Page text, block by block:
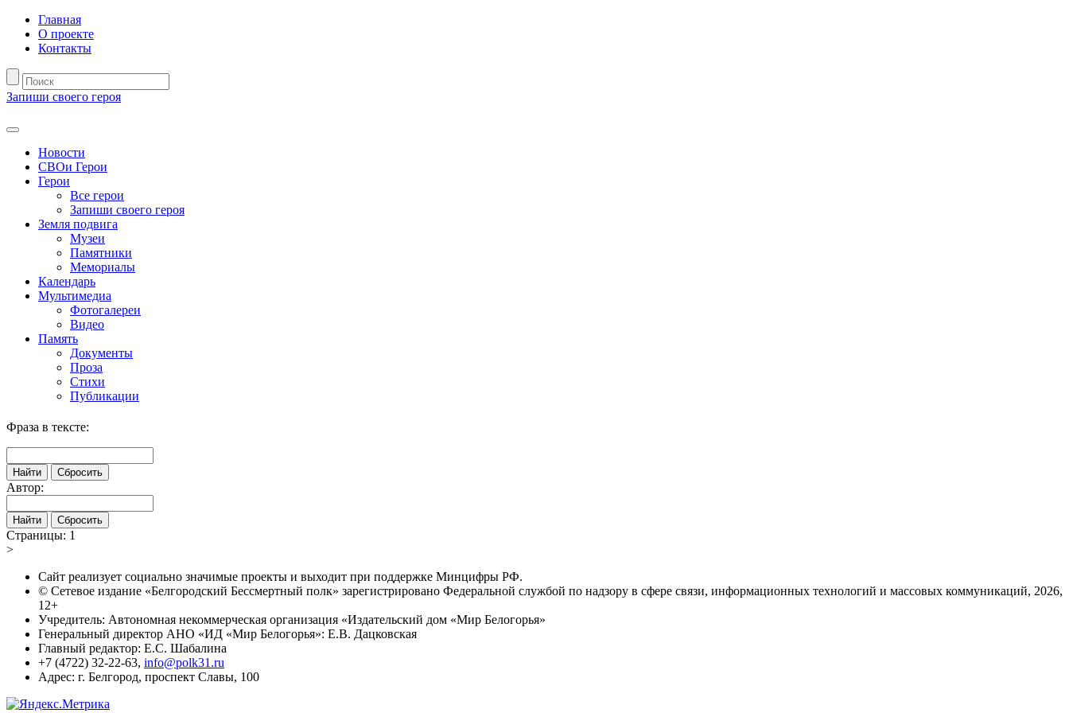
Главная
О проекте
Контакты
Запиши своего героя
Новости
СВОи Герои
Герои
Все герои
Запиши своего героя
Земля подвига
Музеи
Памятники
Мемориалы
Календарь
Мультимедиа
Фотогалереи
Видео
Память
Документы
Проза
Стихи
Публикации
Фраза в тексте:
Автор:
Страницы: 1
>
Сайт реализует социально значимые проекты и выходит при поддержке Минцифры РФ.
© Сетевое издание «Белгородский Бессмертный полк» зарегистрировано Федеральной службой по надзору в сфере связи, информационных технологий и массовых коммуникаций, 2026,
12+
Учредитель: Автономная некоммерческая организация «Издательский дом «Мир Белогорья»
Генеральный директор АНО «ИД «Мир Белогорья»: Е.В. Дацковская
Главный редактор: Е.С. Шабалина
+7 (4722) 32-22-63, info@polk31.ru
Адрес: г. Белгород, проспект Славы, 100